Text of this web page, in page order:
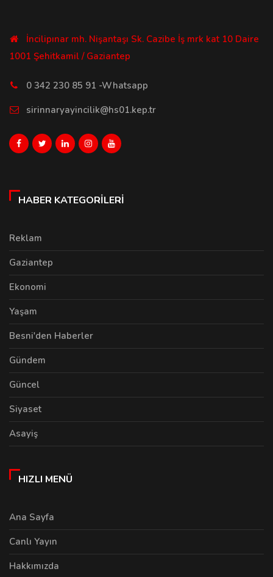
İncilipınar mh. Nişantaşı Sk. Cazibe İş mrk kat 10 Daire
1001 Şehitkamil / Gaziantep
0 342 230 85 91 -Whatsapp
sirinnaryayincilik@hs01.kep.tr
HABER KATEGORILERI
Reklam
Gaziantep
Ekonomi
Yaşam
Besni'den Haberler
Gündem
Güncel
Siyaset
Asayiş
HIZLI MENÜ
Ana Sayfa
Canlı Yayın
Hakkımızda